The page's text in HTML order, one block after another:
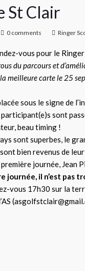
St Clair
0 comments Ringer
vous pour le
du parcours et
meilleure carte le 25
sous le signe de
sont
beau timing !
sont superbes, le
bien revenus de
première journée,
journée, il n’est pas
vous 17h30 sur la